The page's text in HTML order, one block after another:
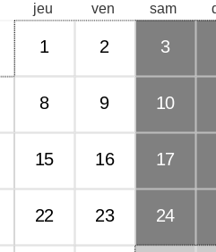
jeu ven sam
1 2 3
8 9 10
15 16 17
22 23 24